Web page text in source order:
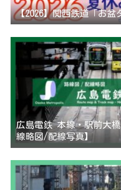
【2026】関西鉄道「お盆
広島電鉄 本線・駅前大
線略図/配線写真】